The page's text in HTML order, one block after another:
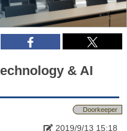
& AI
Doorkeeper
2019/9/13 15:18